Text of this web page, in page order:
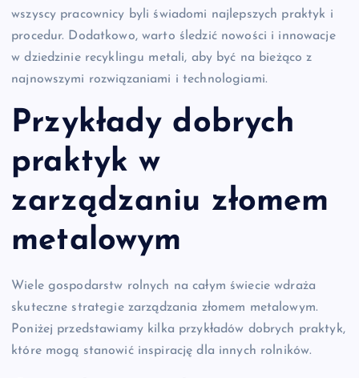
wszyscy pracownicy byli świadomi najlepszych praktyk i
procedur. Dodatkowo, warto śledzić nowości i innowacje
w dziedzinie recyklingu metali, aby być na bieżąco z
najnowszymi rozwiązaniami i technologiami.
Przykłady dobrych
praktyk w
zarządzaniu złomem
metalowym
Wiele gospodarstw rolnych na całym świecie wdraża
skuteczne strategie zarządzania złomem metalowym.
Poniżej przedstawiamy kilka przykładów dobrych praktyk,
które mogą stanowić inspirację dla innych rolników.